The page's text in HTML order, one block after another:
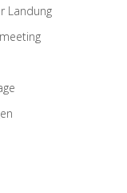
Landung